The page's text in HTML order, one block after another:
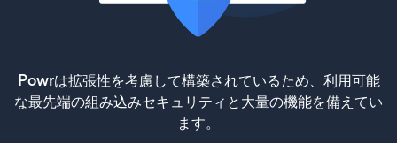
Powrは拡張性を考慮して構築されているため、利用可能
な最先端の組み込みセキュリティと大量の機能を備えてい
ます。